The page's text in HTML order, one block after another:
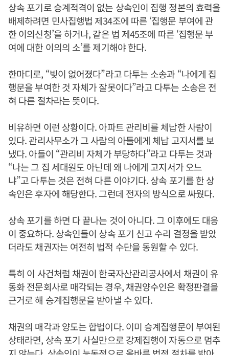
상속 포기로 승계적격이 없는 상속인이 집행 정본의 효력을
배제하려면 민사집행법 제34조에 따른 ‘집행문 부여에 관
한 이의신청’을 하거나, 같은 법 제45조에 따른 ‘집행문 부
여에 대한 이의의 소’를 제기해야 한다.
한마디로, “빚이 없어졌다”라고 다투는 소송과 “나에게 집
행문을 부여한 것 자체가 잘못이다”라고 다투는 소송은 전
혀 다른 절차라는 뜻이다.
비유하면 이런 상황이다. 아파트 관리비를 체납한 사람이
있다. 관리사무소가 그 사람의 아들에게 체납 고지서를 보
냈다. 아들이 “관리비 자체가 부당하다”라고 다투는 것과
“나는 그 집 세대원도 아닌데 왜 나에게 고지서가 오느
냐”고 다투는 것은 전혀 다른 이야기다. 상속 포기를 한 상
속인은 후자에 해당한다. 그런데 전자의 방식으로 싸웠다.
상속 포기를 하면 다 끝나는 것이 아니다. 그 이후에도 대응
이 중요하다. 상속인들이 상속 포기 신고 수리 결정을 받았
더라도 채권자는 여전히 법적 수단을 동원할 수 있다.
특히 이 사건처럼 채권이 한국자산관리공사에서 채권이 유
동화 전문회사로 매각되는 경우, 채권양수인은 확정판결을
근거로 해 승계집행문을 받아낼 수 있다.
채권의 매각과 양도는 합법이다. 이미 승계집행문이 부여된
상태라면, 상속 포기 사실만으로 강제집행이 자동으로 멈추